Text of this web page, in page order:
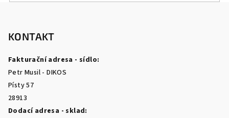
KONTAKT
Fakturační adresa - sídlo:
Petr Musil - DIKOS
Písty 57
28913
Dodací adresa - sklad: